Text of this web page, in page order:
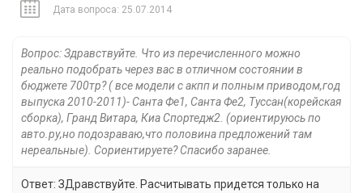
Дата вопроса: 25.07.2014
Вопрос: Здравствуйте. Что из перечисленного можно
реально подобрать через вас в отличном состоянии в
бюджете 700тр? ( все модели с акпп и полным приводом,год
выпуска 2010-2011)- Санта Фе1, Санта Фе2, Туссан(корейская
сборка), Гранд Витара, Киа Спортедж2. (ориентируюсь по
авто.ру,но подозраваю,что половина предложений там
нереальные). Сориентируете? Спасибо заранее.
Ответ: ЗДравствуйте. Расчитывать придется только на